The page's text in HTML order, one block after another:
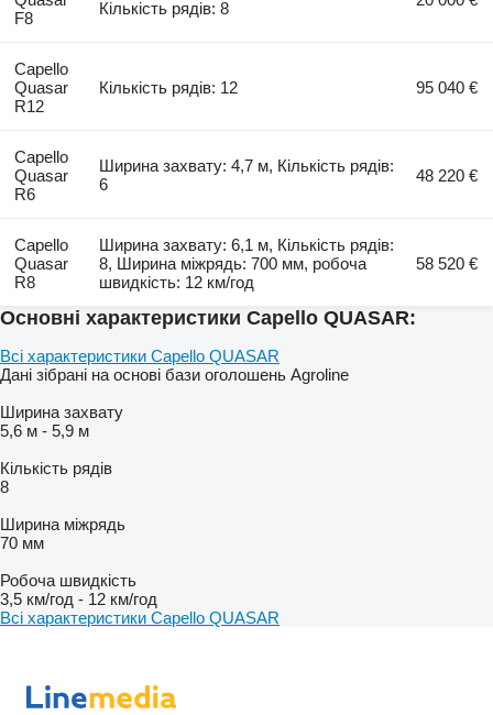
F8
Кількість рядів: 8
Capello
Quasar
R12
Кількість рядів: 12 95 040 €
Capello
Quasar
R6
Ширина захвату: 4,7 м, Кількість рядів:
6
48 220 €
Capello
Quasar
R8
Ширина захвату: 6,1 м, Кількість рядів:
8, Ширина міжрядь: 700 мм, робоча
швидкість: 12 км/год
58 520 €
Основні характеристики Capello QUASAR:
Всі характеристики Capello QUASAR
Дані зібрані на основі бази оголошень Agroline
Ширина захвату
5,6 м - 5,9 м
Кількість рядів
8
Ширина міжрядь
70 мм
Робоча швидкість
3,5 км/год - 12 км/год
Всі характеристики Capello QUASAR